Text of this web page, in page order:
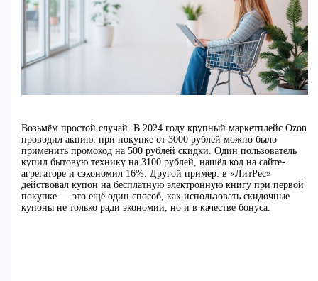
Возьмём простой случай. В 2024 году крупный маркетплейс Ozon
проводил акцию: при покупке от 3000 рублей можно было
применить промокод на 500 рублей скидки. Один пользователь
купил бытовую технику на 3100 рублей, нашёл код на сайте-
агрегаторе и сэкономил 16%. Другой пример: в «ЛитРес»
действовал купон на бесплатную электронную книгу при первой
покупке — это ещё один способ, как использовать скидочные
купоны не только ради экономии, но и в качестве бонуса.